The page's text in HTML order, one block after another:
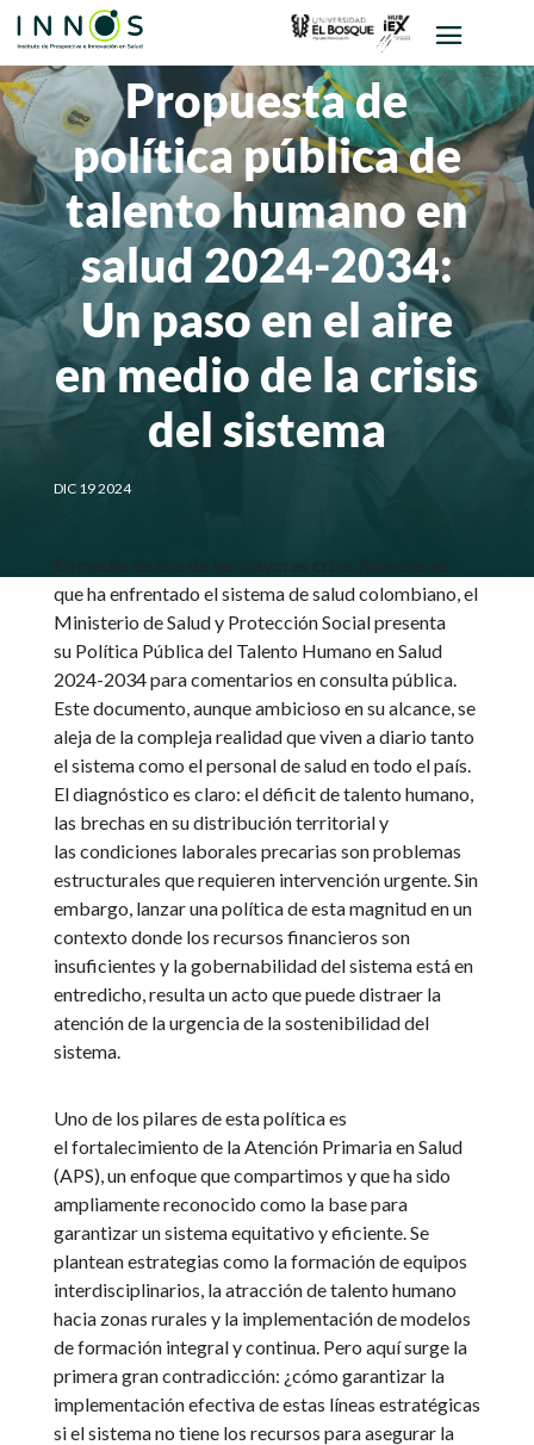
Propuesta de
política pública de
talento humano en
salud 2024-2034:
Un paso en el aire
en medio de la crisis
del sistema
DIC 19 2024
que ha enfrentado el sistema de salud colombiano, el
Ministerio de Salud y Protección Social presenta
su Política Pública del Talento Humano en Salud
2024-2034 para comentarios en consulta pública.
Este documento, aunque ambicioso en su alcance, se
aleja de la compleja realidad que viven a diario tanto
el sistema como el personal de salud en todo el país.
El diagnóstico es claro: el déficit de talento humano,
las brechas en su distribución territorial y
las condiciones laborales precarias son problemas
estructurales que requieren intervención urgente. Sin
embargo, lanzar una política de esta magnitud en un
contexto donde los recursos financieros son
insuficientes y la gobernabilidad del sistema está en
entredicho, resulta un acto que puede distraer la
atención de la urgencia de la sostenibilidad del
sistema.
Uno de los pilares de esta política es
el fortalecimiento de la Atención Primaria en Salud
(APS), un enfoque que compartimos y que ha sido
ampliamente reconocido como la base para
garantizar un sistema equitativo y eficiente. Se
plantean estrategias como la formación de equipos
interdisciplinarios, la atracción de talento humano
hacia zonas rurales y la implementación de modelos
de formación integral y continua. Pero aquí surge la
primera gran contradicción: ¿cómo garantizar la
implementación efectiva de estas líneas estratégicas
si el sistema no tiene los recursos para asegurar la